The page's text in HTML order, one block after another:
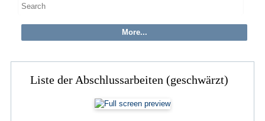
Liste der Abschlussarbeiten (geschwärzt)